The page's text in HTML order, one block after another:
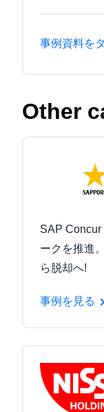
事例資料を
Other
SAP Concur
ークを推進
ら脱却へ!
事例を見る